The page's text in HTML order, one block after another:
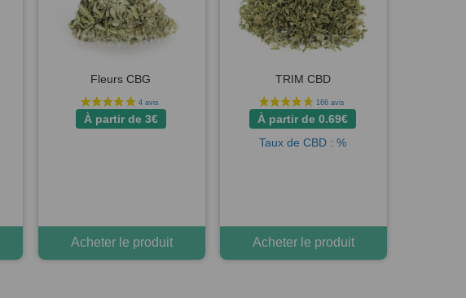
Fleurs CBG
À partir de 3€
Acheter le produit
TRIM CBD
À partir de0.69€
Taux de CBD : %
Acheter le produit